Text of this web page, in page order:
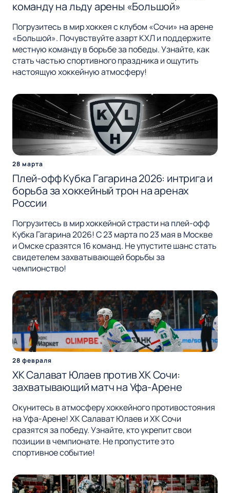
команду на льду арены «Большой»
Погрузитесь в мир хоккея с клубом «Сочи» на арене
«Большой». Почувствуйте азарт КХЛ и поддержите
местную команду в борьбе за победы. Узнайте, как
стать частью спортивного праздника и ощутить
настоящую хоккейную атмосферу!
28 марта
Плей-офф Кубка Гагарина 2026: интрига и
борьба за хоккейный трон на аренах
России
Погрузитесь в мир хоккейной страсти на плей-офф
Кубка Гагарина 2026! С 23 марта по 23 мая в Москве
и Омске сразятся 16 команд. Не упустите шанс стать
свидетелем захватывающей борьбы за
чемпионство!
28 февраля
ХК Салават Юлаев против ХК Сочи:
захватывающий матч на Уфа-Арене
Окунитесь в атмосферу хоккейного противостояния
на Уфа-Арене! ХК Салават Юлаев и ХК Сочи
сразятся за победу. Узнайте, кто укрепит свои
позиции в чемпионате. Не пропустите это
спортивное событие!